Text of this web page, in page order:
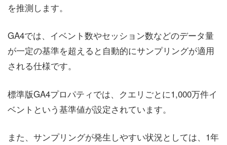
を推測します。
GA4では、イベント数やセッション数などのデータ量
が一定の基準を超えると自動的にサンプリングが適用
される仕様です。
標準版GA4プロパティでは、クエリごとに1,000万件イ
ベントという基準値が設定されています。
また、サンプリングが発生しやすい状況としては、1年